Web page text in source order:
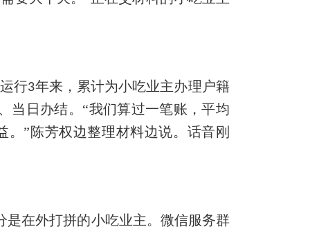
行3年来，累计为小吃业主办理户籍
当日办结。“我们算过一笔账，平均
”陈芳权边整理材料边说。话音刚
是在外打拼的小吃业主。微信服务群